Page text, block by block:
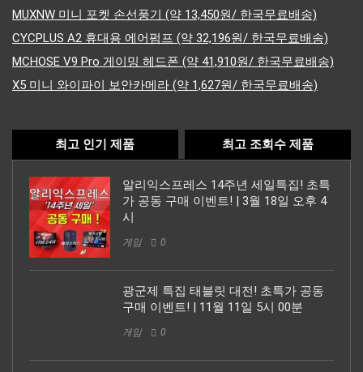
MUXNW 미니 포켓 손선풍기 (약 13,450원/ 한국무료배송)
CYCPLUS A2 휴대용 에어펌프 (약 32,196원/ 한국무료배송)
MCHOSE V9 Pro 게이밍 헤드폰 (약 41,910원/ 한국무료배송)
X5 미니 와이파이 보안카메라 (약 1,627원/ 한국무료배송)
최고 인기 제품 최고 조회수 제품
알리익스프레스 14주년 세일특집! 초특
가 공동 구매 이벤트! | 3월 18일 오후 4
시
게임 0
광군제 특집 태블릿 대전! 초특가 공동
구매 이벤트! | 11월 11일 5시 00분
게임 0